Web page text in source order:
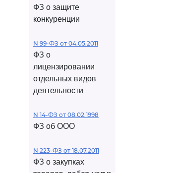
ФЗ о защите
конкуренции
N 99-ФЗ от 04.05.2011
ФЗ о
лицензировании
отдельных видов
деятельности
N 14-ФЗ от 08.02.1998
ФЗ об ООО
N 223-ФЗ от 18.07.2011
ФЗ о закупках